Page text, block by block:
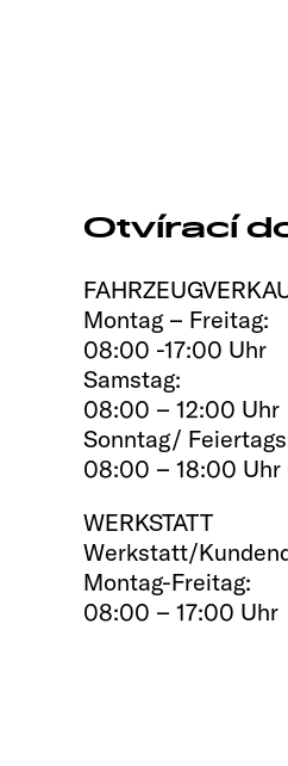
Otvírací
Montag – Freitag:
08:00 -17:00 Uhr
Samstag:
08:00 – 12:00 Uhr
Sonntag/
08:00 – 18:00 Uhr
WERKSTATT
Werkstatt/
Montag-Freitag:
08:00 – 17:00 Uhr